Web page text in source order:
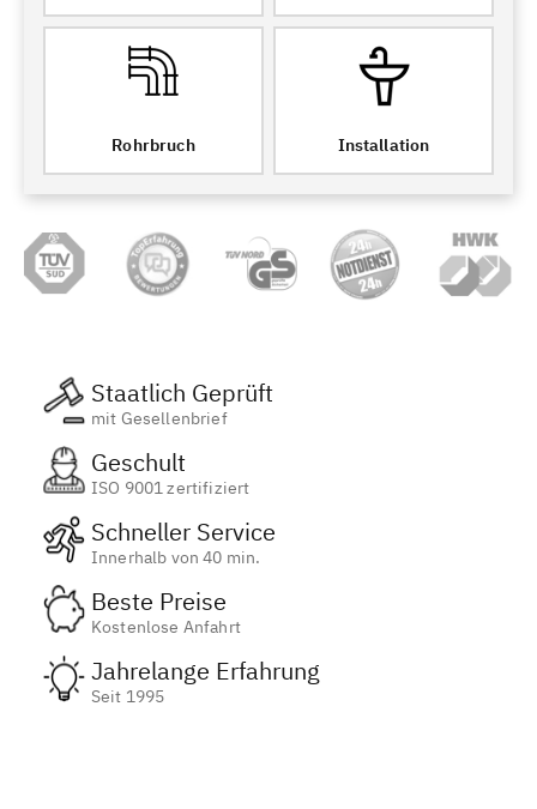
Rohrbruch Installation
Staatlich Geprüft
mit Gesellenbrief
Geschult
ISO 9001 zertifiziert
Schneller Service
Innerhalb von 40 min.
Beste Preise
Kostenlose Anfahrt
Jahrelange Erfahrung
Seit 1995